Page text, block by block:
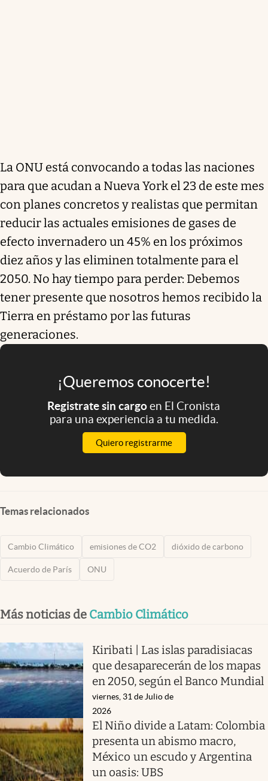
La ONU está convocando a todas las naciones
para que acudan a Nueva York el 23 de este mes
con planes concretos y realistas que permitan
reducir las actuales emisiones de gases de
efecto invernadero un 45% en los próximos
diez años y las eliminen totalmente para el
2050. No hay tiempo para perder: Debemos
tener presente que nosotros hemos recibido la
Tierra en préstamo por las futuras
generaciones.
¡Queremos conocerte!
Registrate sin cargoen El Cronista
para una experiencia a tu medida.
Quiero registrarme
Temas relacionados
Cambio Climático emisiones de CO2 dióxido de carbono
Acuerdo de París ONU
Más noticias de Cambio Climático
Kiribati | Las islas paradisiacas
que desaparecerán de los mapas
en 2050, según el Banco Mundial
viernes, 31 de Julio de
2026
El Niño divide a Latam: Colombia
presenta un abismo macro,
México un escudo y Argentina
un oasis: UBS